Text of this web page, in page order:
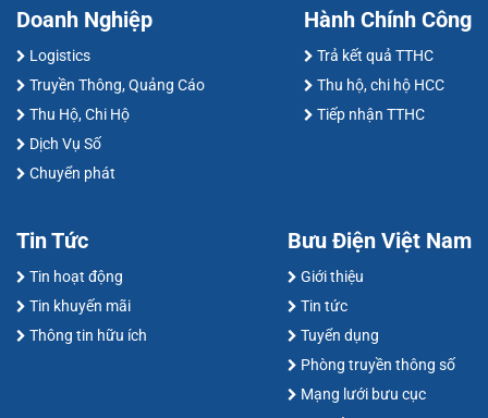
Doanh Nghiệp
Logistics
Truyền Thông, Quảng Cáo
Thu Hộ, Chi Hộ
Dịch Vụ Số
Chuyển phát
Hành Chính Công
Trả kết quả TTHC
Thu hộ, chi hộ HCC
Tiếp nhận TTHC
Tin Tức
Tin hoạt động
Tin khuyến mãi
Thông tin hữu ích
Bưu Điện Việt Nam
Giới thiệu
Tin tức
Tuyển dụng
Phòng truyền thông số
Mạng lưới bưu cục